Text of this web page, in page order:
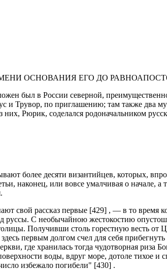
ОСНОВАНИЯ ЕГО ДО
был в России северной,
и Трувор, по приглашению; там также два
Рюрик, соделался родоначальником
более десяти византийцев, которых,
наконец, или вовсе умалчивая о начале, а
свой рассказ первые [429] , — в то время
руссы. С необычайною жестокостию
Получивши столь горестную весть
первым долгом счел для себя
где хранилась тогда чудотворная риза
воды, вдруг море, дотоле
избежало погибели" [430] .